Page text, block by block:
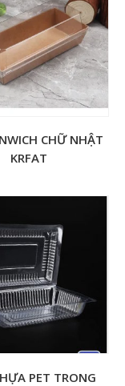
CHỮ NHẬT
KRFAT
PET TRONG